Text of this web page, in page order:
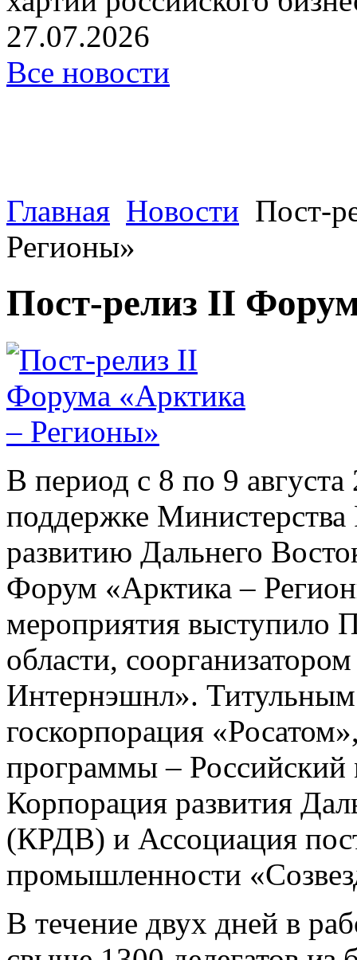
27.07.2026
Все новости
Главная Новости Пост-
Регионы»
Пост-релиз II
В период с 8 по 9
поддержке
развитию Дальнего
Форум «Арктика –
мероприятия выступило
области,
Интернэшнл».
госкорпорация
программы – Российский
Корпорация развития
(КРДВ) и Ассоциация
промышленности
В течение двух дней в